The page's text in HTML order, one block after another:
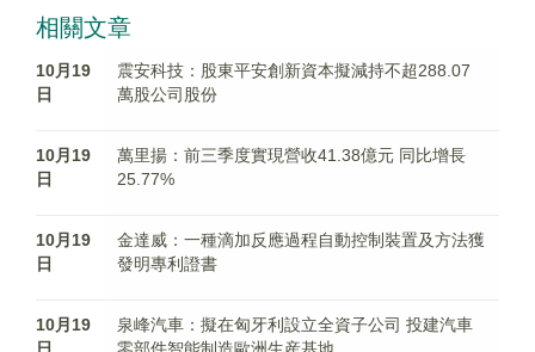
相關文章
10月19
日
震安科技：股東平安創新資本擬減持不超288.07
萬股公司股份
10月19
日
萬里揚：前三季度實現營收41.38億元 同比增長
25.77%
10月19
日
金達威：一種滴加反應過程自動控制裝置及方法獲
發明專利證書
10月19
泉峰汽車：擬在匈牙利設立全資子公司 投建汽車